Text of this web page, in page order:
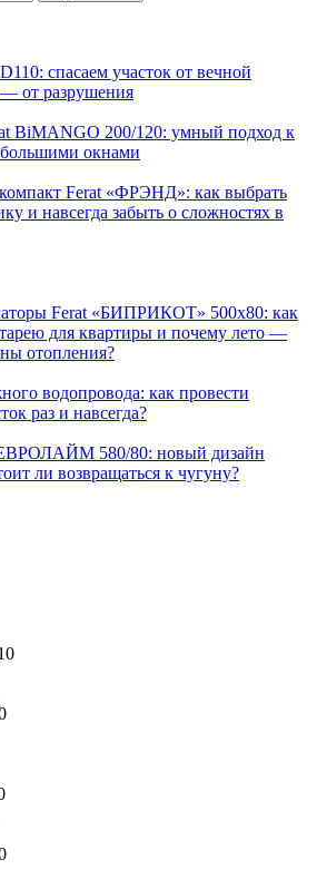
спасаем участок от вечной
от разрушения
BiMANGO 200/120: умный подход к
окнами
Ferat «ФРЭНД»: как выбрать
и навсегда забыть о сложностях в
Ferat «БИПРИКОТ» 500x80: как
для квартиры и почему лето —
отопления?
водопровода: как провести
раз и навсегда?
580/80: новый дизайн
ли возвращаться к чугуну?